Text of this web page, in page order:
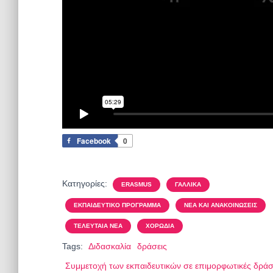
Facebook 0
Κατηγορίες: ERASMUS ΓΑΛΛΙΚΆ
ΕΚΠΑΙΔΕΥΤΙΚΌ ΠΡΌΓΡΑΜΜΑ ΝΈΑ ΚΑΙ ΑΝΑΚΟΙΝΏΣΕΙΣ
ΤΕΛΕΥΤΑΊΑ ΝΈΑ ΧΟΡΩΔΊΑ
Tags: Διδασκαλία
δράσεις
Συμμετοχή των εκπαιδευτικών σε επιμορφωτικές